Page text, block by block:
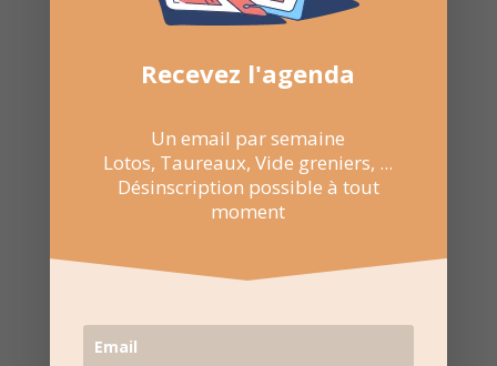
Événement sur toute la journée
Salle polyvalente de Saint-
Recevez l'agenda
Un email par semaine
Lotos, Taureaux, Vide greniers, ...
Désinscription possible à tout
moment